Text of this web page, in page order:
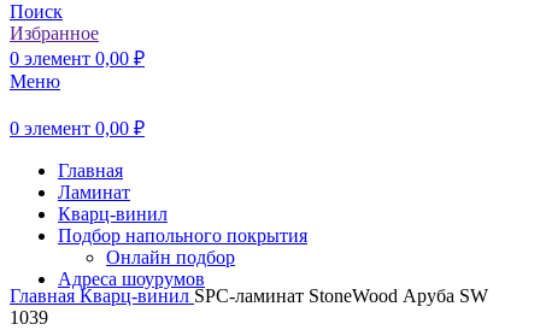
Поиск
Избранное
0 элемент 0,00 ₽
Меню
0 элемент 0,00 ₽
Главная
Ламинат
Кварц-винил
Подбор напольного покрытия
Онлайн подбор
Адреса шоурумов
Главная Кварц-винил SPC-ламинат StoneWood Аруба SW
1039